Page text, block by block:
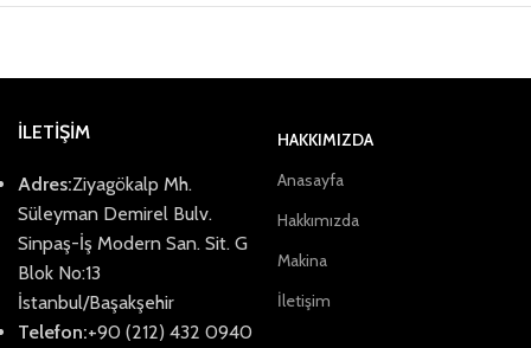
İLETİŞİM
Adres:Ziyagökalp Mh.
Süleyman Demirel Bulv.
Sinpaş-İş Modern San. Sit. G
Blok No:13
İstanbul/Başakşehir
Telefon:+90 (212) 432 0940
HAKKIMIZDA
Anasayfa
Hakkımızda
Makina
İletişim